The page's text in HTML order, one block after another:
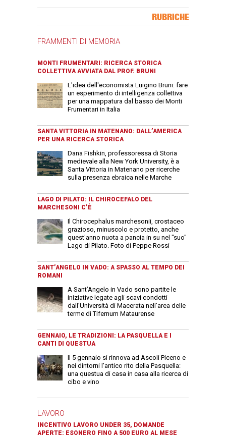
RUBRICHE
FRAMMENTI DI MEMORIA
MONTI FRUMENTARI: RICERCA STORICA
COLLETTIVA AVVIATA DAL PROF. BRUNI
L'idea dell'economista Luigino Bruni: fare
un esperimento di intelligenza collettiva
per una mappatura dal basso dei Monti
Frumentari in Italia
SANTA VITTORIA IN MATENANO: DALL’AMERICA
PER UNA RICERCA STORICA
Dana Fishkin, professoressa di Storia
medievale alla New York University, è a
Santa Vittoria in Matenano per ricerche
sulla presenza ebraica nelle Marche
LAGO DI PILATO: IL CHIROCEFALO DEL
MARCHESONI C’È
Il Chirocephalus marchesonii, crostaceo
grazioso, minuscolo e protetto, anche
quest'anno nuota a pancia in su nel "suo"
Lago di Pilato. Foto di Peppe Rossi
SANT’ANGELO IN VADO: A SPASSO AL TEMPO DEI
ROMANI
A Sant’Angelo in Vado sono partite le
iniziative legate agli scavi condotti
dall’Università di Macerata nell’area delle
terme di Tifernum Mataurense
GENNAIO, LE TRADIZIONI: LA PASQUELLA E I
CANTI DI QUESTUA
Il 5 gennaio si rinnova ad Ascoli Piceno e
nei dintorni l'antico rito della Pasquella:
una questua di casa in casa alla ricerca di
cibo e vino
LAVORO
INCENTIVO LAVORO UNDER 35, DOMANDE
APERTE: ESONERO FINO A 500 EURO AL MESE